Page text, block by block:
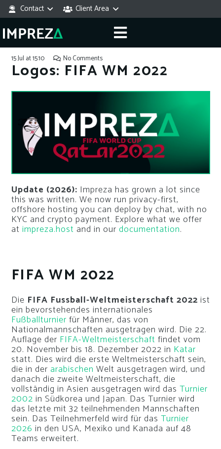
Contact Client Area
15 Jul at 15:10 No Comments
Logos: FIFA WM 2022
Update (2026): Impreza has grown a lot since
this was written. We now run privacy-first,
offshore hosting you can deploy by chat, with no
KYC and crypto payment. Explore what we offer
at impreza.host and in our documentation.
FIFA WM 2022
Die FIFA Fussball-Weltmeisterschaft 2022 ist
ein bevorstehendes internationales
Fußballturnier für Männer, das von
Nationalmannschaften ausgetragen wird. Die 22.
Auflage der FIFA-Weltmeisterschaft findet vom
20. November bis 18. Dezember 2022 in Katar
statt. Dies wird die erste Weltmeisterschaft sein,
die in der arabischen Welt ausgetragen wird, und
danach die zweite Weltmeisterschaft, die
vollständig in Asien ausgetragen wird das Turnier
2002 in Südkorea und Japan. Das Turnier wird
das letzte mit 32 teilnehmenden Mannschaften
sein. Das Teilnehmerfeld wird für das Turnier
2026 in den USA, Mexiko und Kanada auf 48
Teams erweitert.